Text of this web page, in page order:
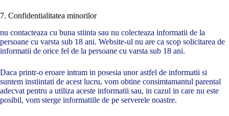
7. Confidentialitatea minorilor
nu contacteaza cu buna stiinta sau nu colecteaza informatii de la
persoane cu varsta sub 18 ani. Website-ul nu are ca scop solicitarea de
informatii de orice fel de la persoane cu varsta sub 18 ani.
Daca printr-o eroare intram in posesia unor astfel de informatii si
suntem instiintati de acest lucru, vom obtine consimtamantul parental
adecvat pentru a utiliza aceste informatii sau, in cazul in care nu este
posibil, vom sterge informatiile de pe serverele noastre.